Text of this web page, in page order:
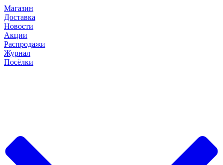
Магазин
Доставка
Новости
Акции
Распродажи
Журнал
Посёлки